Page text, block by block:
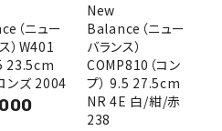
（ニュー
）W401
23.5cm
ンズ 2004
New
Balance（ニュー
バランス）
COMP810（コン
プ） 9.5 27.5cm
NR 4E 白/紺/赤
238